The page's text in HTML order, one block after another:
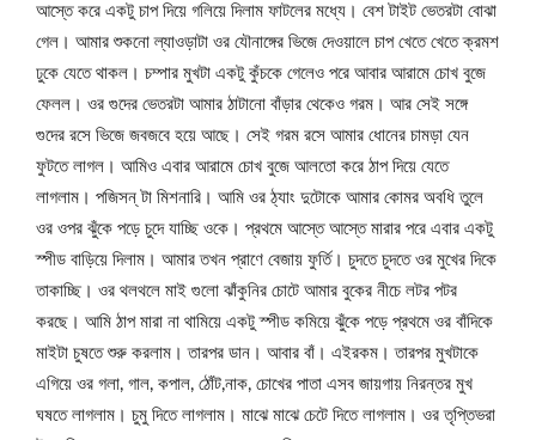
আস্তে করে একটু চাপ দিয়ে গলিয়ে দিলাম ফাটলের মধ্যে। বেশ টাইট ভেতরটা বোঝা
গেল। আমার শুকনো ল্যাওড়াটা ওর যৌনাঙ্গের ভিজে দেওয়ালে চাপ খেতে খেতে ক্রমশ
ঢুকে যেতে থাকল। চম্পার মুখটা একটু কুঁচকে গেলেও পরে আবার আরামে চোখ বুজে
ফেলল। ওর গুদের ভেতরটা আমার ঠাটানো বাঁড়ার থেকেও গরম। আর সেই সঙ্গে
গুদের রসে ভিজে জবজবে হয়ে আছে। সেই গরম রসে আমার ধোনের চামড়া যেন
ফুটতে লাগল। আমিও এবার আরামে চোখ বুজে আলতো করে ঠাপ দিয়ে যেতে
লাগলাম। পজিসন্ টা মিশনারি। আমি ওর ঠ্যাং দুটোকে আমার কোমর অবধি তুলে
ওর ওপর ঝুঁকে পড়ে চুদে যাচ্ছি ওকে। প্রথমে আস্তে আস্তে মারার পরে এবার একটু
স্পীড বাড়িয়ে দিলাম। আমার তখন প্রাণে বেজায় ফুর্তি। চুদতে চুদতে ওর মুখের দিকে
তাকাচ্ছি। ওর থলথলে মাই গুলো ঝাঁকুনির চোটে আমার বুকের নীচে লটর পটর
করছে। আমি ঠাপ মারা না থামিয়ে একটু স্পীড কমিয়ে ঝুঁকে পড়ে প্রথমে ওর বাঁদিকে
মাইটা চুষতে শুরু করলাম। তারপর ডান। আবার বাঁ। এইরকম। তারপর মুখটাকে
এগিয়ে ওর গলা, গাল, কপাল, ঠোঁট,নাক, চোখের পাতা এসব জায়গায় নিরন্তর মুখ
ঘষতে লাগলাম। চুমু দিতে লাগলাম। মাঝে মাঝে চেটে দিতে লাগলাম। ওর তৃপ্তিভরা